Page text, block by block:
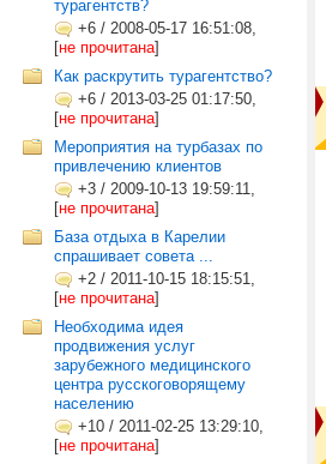
турагентств?
+6 / 2008-05-17 16:51:08,
[не прочитана]
Как раскрутить турагентство?
+6 / 2013-03-25 01:17:50,
[не прочитана]
Мероприятия на турбазах по
привлечению клиентов
+3 / 2009-10-13 19:59:11,
[не прочитана]
База отдыха в Карелии
спрашивает совета ...
+2 / 2011-10-15 18:15:51,
[не прочитана]
Необходима идея
продвижения услуг
зарубежного медицинского
центра русскоговорящему
населению
+10 / 2011-02-25 13:29:10,
[не прочитана]